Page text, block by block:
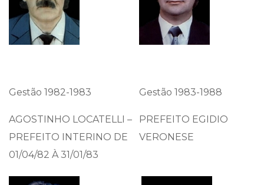
Gestão 1982-1983
AGOSTINHO LOCATELLI –
PREFEITO INTERINO DE
01/04/82 À 31/01/83
Gestão 1983-1988
PREFEITO EGIDIO
VERONESE